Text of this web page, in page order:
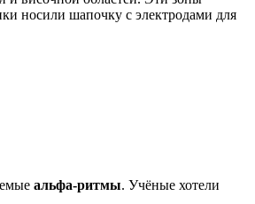
носили шапочку с электродами для
альфа-ритмы. Учёные хотели